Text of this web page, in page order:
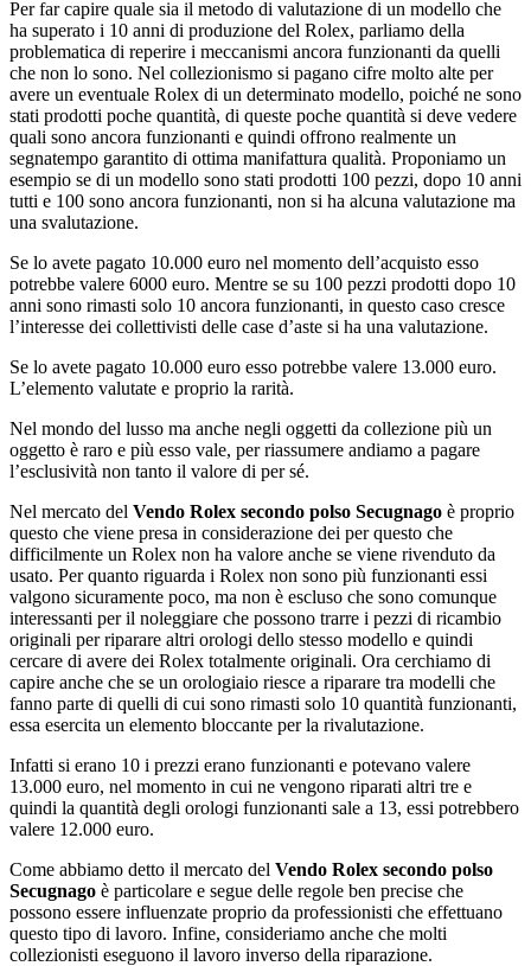
Per far capire quale sia il metodo di valutazione di un modello che
ha superato i 10 anni di produzione del Rolex, parliamo della
problematica di reperire i meccanismi ancora funzionanti da quelli
che non lo sono. Nel collezionismo si pagano cifre molto alte per
avere un eventuale Rolex di un determinato modello, poiché ne sono
stati prodotti poche quantità, di queste poche quantità si deve vedere
quali sono ancora funzionanti e quindi offrono realmente un
segnatempo garantito di ottima manifattura qualità. Proponiamo un
esempio se di un modello sono stati prodotti 100 pezzi, dopo 10 anni
tutti e 100 sono ancora funzionanti, non si ha alcuna valutazione ma
una svalutazione.
Se lo avete pagato 10.000 euro nel momento dell’acquisto esso
potrebbe valere 6000 euro. Mentre se su 100 pezzi prodotti dopo 10
anni sono rimasti solo 10 ancora funzionanti, in questo caso cresce
l’interesse dei collettivisti delle case d’aste si ha una valutazione.
Se lo avete pagato 10.000 euro esso potrebbe valere 13.000 euro.
L’elemento valutate e proprio la rarità.
Nel mondo del lusso ma anche negli oggetti da collezione più un
oggetto è raro e più esso vale, per riassumere andiamo a pagare
l’esclusività non tanto il valore di per sé.
Nel mercato del Vendo Rolex secondo polso Secugnago è proprio
questo che viene presa in considerazione dei per questo che
difficilmente un Rolex non ha valore anche se viene rivenduto da
usato. Per quanto riguarda i Rolex non sono più funzionanti essi
valgono sicuramente poco, ma non è escluso che sono comunque
interessanti per il noleggiare che possono trarre i pezzi di ricambio
originali per riparare altri orologi dello stesso modello e quindi
cercare di avere dei Rolex totalmente originali. Ora cerchiamo di
capire anche che se un orologiaio riesce a riparare tra modelli che
fanno parte di quelli di cui sono rimasti solo 10 quantità funzionanti,
essa esercita un elemento bloccante per la rivalutazione.
Infatti si erano 10 i prezzi erano funzionanti e potevano valere
13.000 euro, nel momento in cui ne vengono riparati altri tre e
quindi la quantità degli orologi funzionanti sale a 13, essi potrebbero
valere 12.000 euro.
Come abbiamo detto il mercato del Vendo Rolex secondo polso
Secugnago è particolare e segue delle regole ben precise che
possono essere influenzate proprio da professionisti che effettuano
questo tipo di lavoro. Infine, consideriamo anche che molti
collezionisti eseguono il lavoro inverso della riparazione.